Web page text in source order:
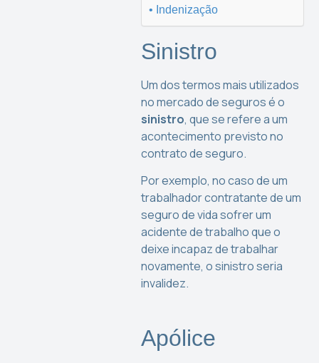
Indenização
Sinistro
Um dos termos mais utilizados
no mercado de seguros é o
sinistro, que se refere a um
acontecimento previsto no
contrato de seguro.
Por exemplo, no caso de um
trabalhador contratante de um
seguro de vida sofrer um
acidente de trabalho que o
deixe incapaz de trabalhar
novamente, o sinistro seria
invalidez.
Apólice